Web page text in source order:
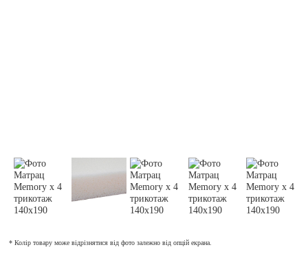
* Колір товару може відрізнятися від фото залежно від опцій екрана.